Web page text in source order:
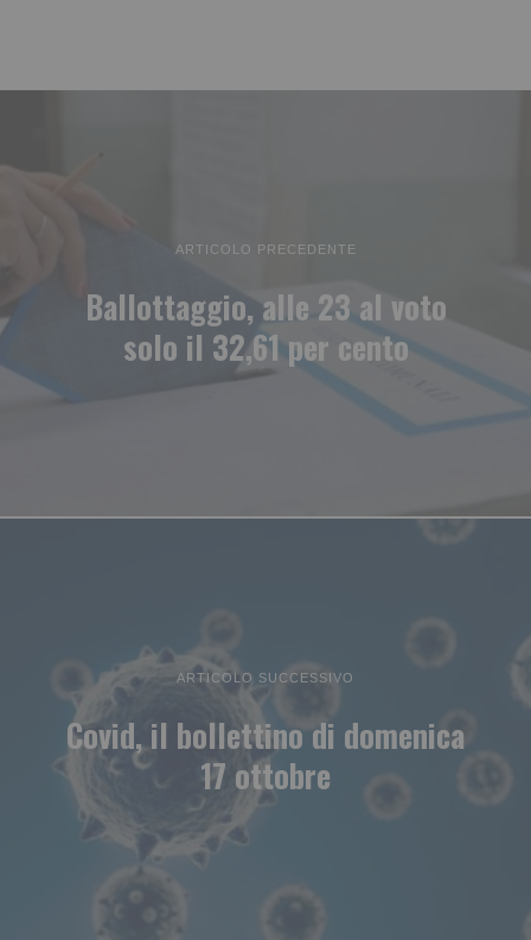
ARTICOLO PRECEDENTE
Ballottaggio, alle 23 al voto
solo il 32,61 per cento
ARTICOLO SUCCESSIVO
Covid, il bollettino di domenica
17 ottobre